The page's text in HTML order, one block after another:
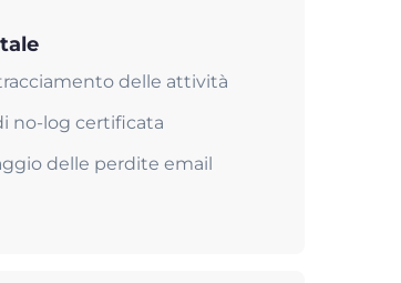
delle attività
no-log certificata
delle perdite email